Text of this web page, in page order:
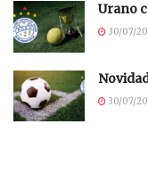
Urano
30/07/
30/07/